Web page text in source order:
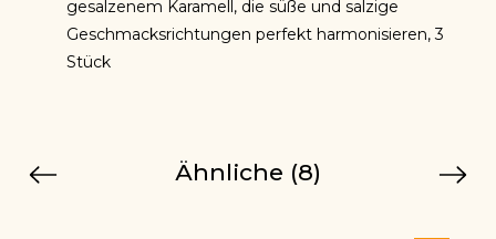
gesalzenem Karamell, die süße und salzige
Geschmacksrichtungen perfekt harmonisieren, 3
Stück
Ähnliche (8)
Previous Next